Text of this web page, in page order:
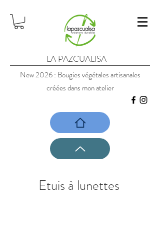
LA PAZCUALISA
New 2026 : Bougies végétales artisanales
créées dans mon atelier
Etuis à lunettes